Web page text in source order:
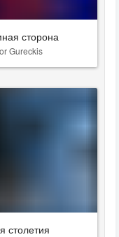
сторона
Gureckis
столетия